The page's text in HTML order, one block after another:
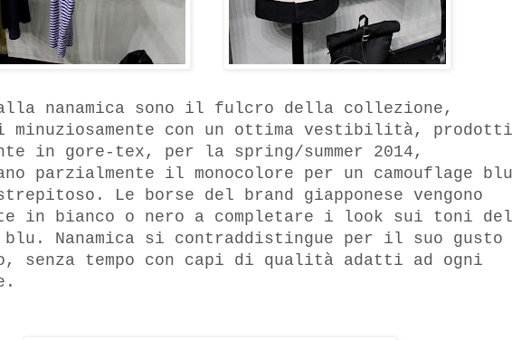
nanamica sono il fulcro della collezione,
con un ottima vestibilità, prodotti
in gore-tex, per la spring/summer 2014,
parzialmente il monocolore per un camouflage blu
Le borse del brand giapponese vengono
in bianco o nero a completare i look sui toni del
Nanamica si contraddistingue per il suo gusto
senza tempo con capi di qualità adatti ad ogni